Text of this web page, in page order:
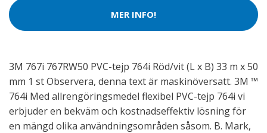
MER INFO!
3M 767i 767RW50 PVC-tejp 764i Röd/vit (L x B) 33 m x 50
mm 1 st Observera, denna text är maskinöversatt. 3M ™
764i Med allrengöringsmedel flexibel PVC-tejp 764i vi
erbjuder en bekväm och kostnadseffektiv lösning för
en mängd olika användningsområden såsom. B. Mark,